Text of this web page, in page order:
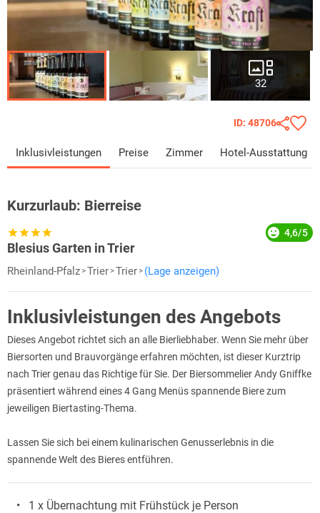
32
ID: 48706
Inklusivleistungen Preise Zimmer Hotel-Ausstattung
Kurzurlaub: Bierreise
Blesius Garten in Trier
4,6/5
Rheinland-Pfalz Trier Trier (Lage anzeigen)
Inklusivleistungen des Angebots
Dieses Angebot richtet sich an alle Bierliebhaber. Wenn Sie mehr über
Biersorten und Brauvorgänge erfahren möchten, ist dieser Kurztrip
nach Trier genau das Richtige für Sie. Der Biersommelier Andy Gniffke
präsentiert während eines 4 Gang Menüs spannende Biere zum
jeweiligen Biertasting-Thema.
Lassen Sie sich bei einem kulinarischen Genusserlebnis in die
spannende Welt des Bieres entführen.
1 x Übernachtung mit Frühstück je Person